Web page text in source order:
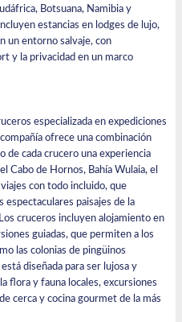
Botsuana, Namibia y
estancias en lodges de lujo,
un entorno salvaje, con
y la privacidad en un marco
especializada en expediciones
ofrece una combinación
de cada crucero una experiencia
Cabo de Hornos, Bahía Wulaia, el
con todo incluido, que
paisajes de la
cruceros incluyen alojamiento en
guiadas, que permiten a los
las colonias de pingüinos
diseñada para ser lujosa y
flora y fauna locales, excursiones
cerca y cocina gourmet de la más